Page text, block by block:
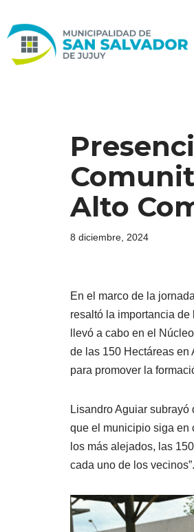
Ir
al
Alto
8 diciembre, 2024
En el marco de la
resaltó la importancia
llevó a cabo en el
de las 150 Hectáreas
para promover la
Lisandro Aguiar
que el municipio siga en
los más alejados, las
cada uno de los vecinos”.